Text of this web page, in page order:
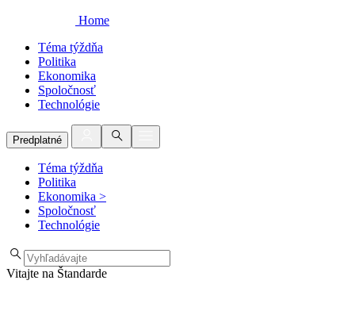
Home
Téma týždňa
Politika
Ekonomika
Spoločnosť
Technológie
Predplatné
Téma týždňa
Politika
Ekonomika >
Spoločnosť
Technológie
Vitajte na Štandarde